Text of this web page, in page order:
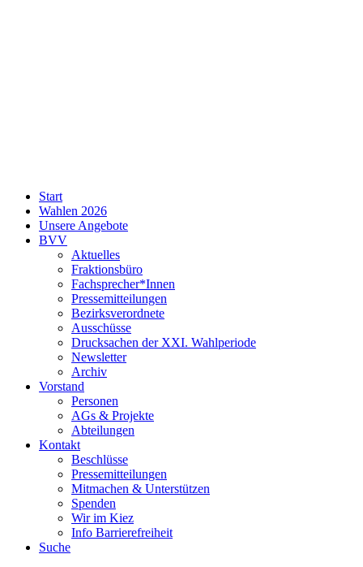
Neukölln
Start
Wahlen 2026
Unsere Angebote
BVV
Aktuelles
Fraktionsbüro
Fachsprecher*Innen
Pressemitteilungen
Bezirksverordnete
Ausschüsse
Drucksachen der XXI. Wahlperiode
Newsletter
Archiv
Vorstand
Personen
AGs & Projekte
Abteilungen
Kontakt
Beschlüsse
Pressemitteilungen
Mitmachen & Unterstützen
Spenden
Wir im Kiez
Info Barrierefreiheit
Suche